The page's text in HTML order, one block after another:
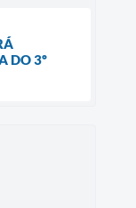
DO 3º